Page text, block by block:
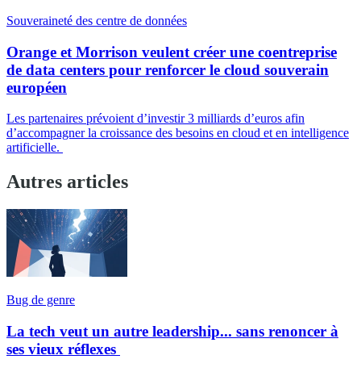
Souveraineté des centre de données
Orange et Morrison veulent créer une coentreprise
de data centers pour renforcer le cloud souverain
européen
Les partenaires prévoient d’investir 3 milliards d’euros afin
d’accompagner la croissance des besoins en cloud et en intelligence
artificielle.
Autres articles
Bug de genre
La tech veut un autre leadership... sans renoncer à
ses vieux réflexes